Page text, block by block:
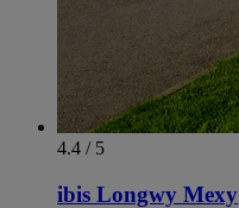
4.4 / 5
ibis Longwy Mexy